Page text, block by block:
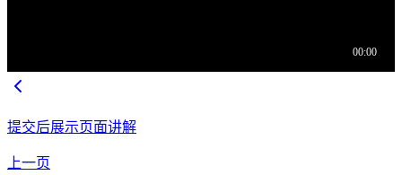
提交后展示页面讲解
上一页